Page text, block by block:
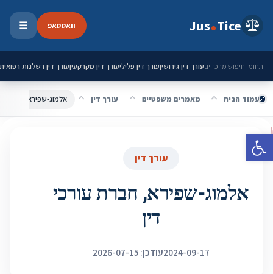
פתח סרגל נגישות
Jus Tice וואטסאפ ☰
תחומי חיפוש מרכזייםעורך דין גירושיןעורך דין פליליעורך דין מקרקעיןעורך דין רשלנות רפואית
עמוד הבית מאמרים משפטיים עורך דין אלמוג-שפירא, חברת
עורך דין
אלמוג-שפירא, חברת עורכי
דין
2024-09-17עודכן: 2026-07-15